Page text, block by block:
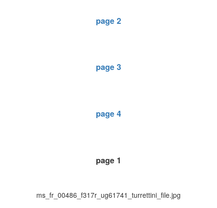
page 2
page 3
page 4
page 1
ms_fr_00486_f317r_ug61741_turrettini_file.jpg